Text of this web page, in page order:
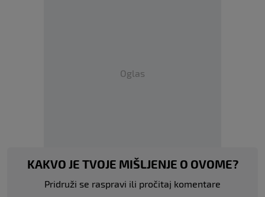
Oglas
KAKVO JE TVOJE MIŠLJENJE O OVOME?
Pridruži se raspravi ili pročitaj komentare